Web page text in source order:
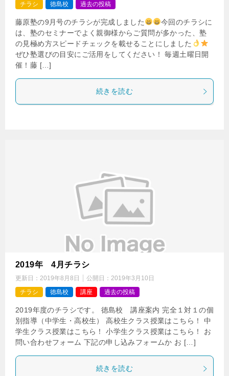
チラシ
徳島校 過去の投稿
藤原塾の9月号のチラシが完成しました
今回のチラシに
は、塾のセミナーでよく親御様からご質問が多かった、塾
の見極め方スピードチェックを載せることにしました
ぜひ塾選びの目安にご活用をしてください！ 毎週土曜日開
催！藤 […]
続きを読む
2019年 4月チラシ
更新日： 2019年8月8日 公開日： 2019年3月10日
チラシ
徳島校 講座 過去の投稿
2019年度のチラシです。 徳島校 講座案内 完全１対１の個
別指導（中学生・高校生） 高校生クラス授業はこちら！ 中
学生クラス授業はこちら！ 小学生クラス授業はこちら！ お
問い合わせフォーム 下記の申し込みフォームか お […]
続きを読む